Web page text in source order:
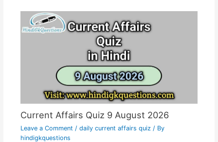
Current Affairs Quiz 9 August 2026
Leave a Comment / daily current affairs quiz / By
hindigkquestions